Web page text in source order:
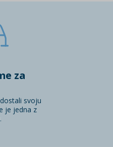
za
svoju
je jedna z